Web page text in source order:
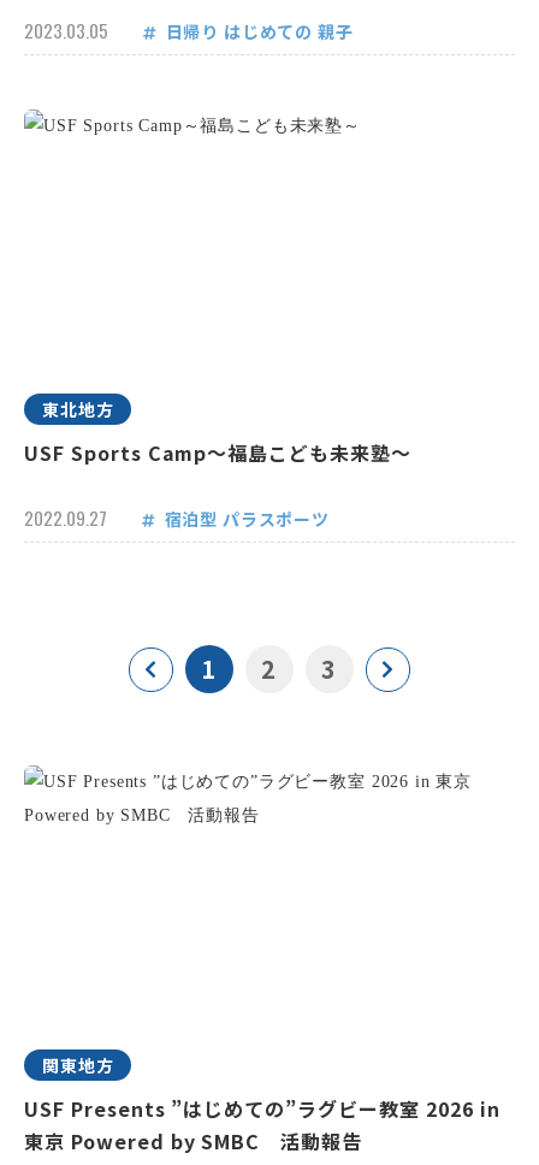
2023.03.05 日帰り はじめての 親子
東北地方
USF Sports Camp～福島こども未来塾～
2022.09.27 宿泊型 パラスポーツ
1 2 3
関東地方
USF Presents ”はじめての”ラグビー教室 2026 in
東京 Powered by SMBC 活動報告